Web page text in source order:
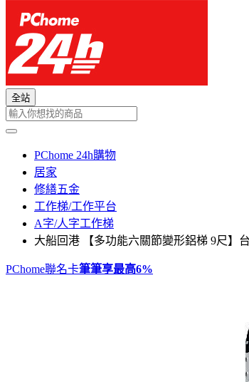
全站
PChome 24h購物
居家
修繕五金
工作梯/工作平台
A字/人字工作梯
大船回港 【多功能六關節變形鋁梯 9尺】
PChome聯名卡筆筆享最高6%